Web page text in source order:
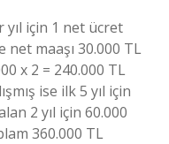
yıl için 1 net ücret
net maaşı 30.000 TL
x 2 = 240.000 TL
ise ilk 5 yıl için
2 yıl için 60.000
360.000 TL